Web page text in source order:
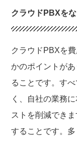
クラウドPBXを
クラウドPBXを
かのポイントが
ることです。す
く、自社の業務
ストを削減でき
することです。